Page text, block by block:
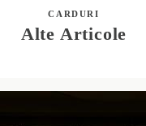
CARDURI
Alte Articole